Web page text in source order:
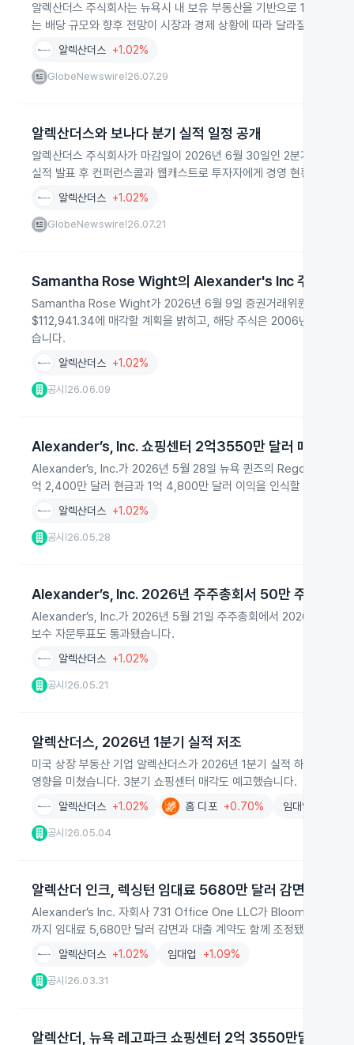
알렉산더스 주식회사는 뉴욕시 내 보유 부동산을 기반으로 1주당
는 배당 규모와 향후 전망이 시장과 경제 상황에 따라 달라질 수 있다
알렉산더스 +1.02%
GlobeNewswire 26.07.29
알렉산더스와 보나다 분기 실적 일정 공개
알렉산더스 주식회사가 마감일이 2026년 6월 30일인 2분기 실적
실적 발표 후 컨퍼런스콜과 웹캐스트로 투자자에게 경영 현황을 설명
알렉산더스 +1.02%
GlobeNewswire 26.07.21
Samantha Rose Wight의 Alexander's Inc 주식 매도
Samantha Rose Wight가 2026년 6월 9일 증권거래위원회 공
$112,941.34에 매각할 계획을 밝히고, 해당 주식은 2006년부터
습니다.
알렉산더스 +1.02%
공시 26.06.09
Alexander’s, Inc. 쇼핑센터 2억3550만 달러 매각
Alexander’s, Inc.가 2026년 5월 28일 뉴욕 퀸즈의 Rego Park I
억 2,400만 달러 현금과 1억 4,800만 달러 이익을 인식할 예정입니
알렉산더스 +1.02%
공시 26.05.28
Alexander’s, Inc. 2026년 주주총회서 50만 주 인센티
Alexander’s, Inc.가 2026년 5월 21일 주주총회에서 2026
보수 자문투표도 통과됐습니다.
알렉산더스 +1.02%
공시 26.05.21
알렉산더스, 2026년 1분기 실적 저조
미국 상장 부동산 기업 알렉산더스가 2026년 1분기 실적 하락을 발
영향을 미쳤습니다. 3분기 쇼핑센터 매각도 예고했습니다.
알렉산더스 +1.02% 홈 디포 +0.70% 임대업
공시 26.05.04
알렉산더 인크, 렉싱턴 임대료 5680만 달러 감면
Alexander’s Inc. 자회사 731 Office One LLC가 Bloomberg
까지 임대료 5,680만 달러 감면과 대출 계약도 함께 조정됐습니다.
알렉산더스 +1.02% 임대업 +1.09%
공시 26.03.31
알렉산더, 뉴욕 레고파크 쇼핑센터 2억 3550만달러 매각